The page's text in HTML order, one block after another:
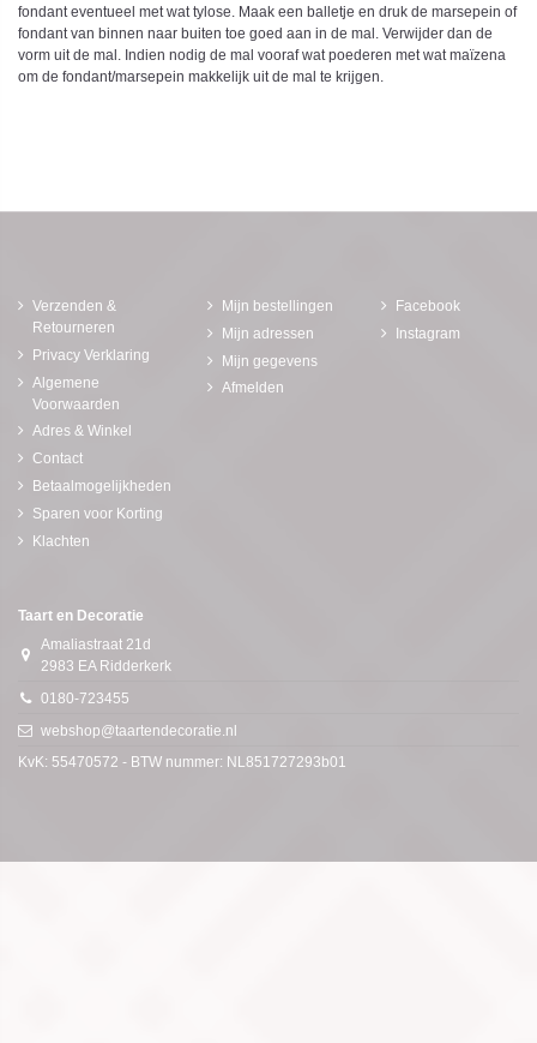
fondant eventueel met wat tylose. Maak een balletje en druk de marsepein of
fondant van binnen naar buiten toe goed aan in de mal. Verwijder dan de
vorm uit de mal. Indien nodig de mal vooraf wat poederen met wat maïzena
om de fondant/marsepein makkelijk uit de mal te krijgen.
Verzenden &
Retourneren
Privacy Verklaring
Algemene
Voorwaarden
Adres & Winkel
Contact
Betaalmogelijkheden
Sparen voor Korting
Klachten
Mijn bestellingen
Mijn adressen
Mijn gegevens
Afmelden
Facebook
Instagram
Taart en Decoratie
Amaliastraat 21d
2983 EA Ridderkerk
0180-723455
webshop@taartendecoratie.nl
KvK: 55470572 - BTW nummer: NL851727293b01